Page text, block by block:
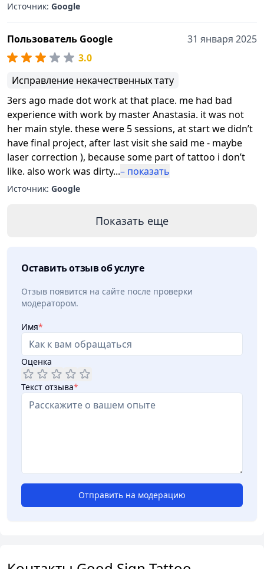
Источник: Google
Пользователь Google
31 января 2025
3.0
Исправление некачественных тату
3ers ago made dot work at that place. me had bad
experience with work by master Anastasia. it was not
her main style. these were 5 sessions, at start we didn’t
have final project, after last visit she said me - maybe
laser correction ), because some part of tattoo i don’t
like. also work was dirty...– показать
Источник: Google
Показать еще
Оставить отзыв об услуге
Отзыв появится на сайте после проверки
модератором.
Имя*
Оценка
Текст отзыва*
Отправить на модерацию